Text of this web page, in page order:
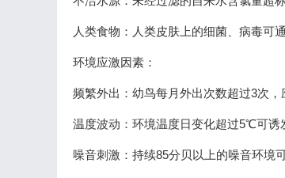
人类食物：人类皮肤上的细菌、病毒可
环境应激因素：
频繁外出：幼鸟每月外出次数超过3次
温度波动：环境温度日变化超过5℃可诱
噪音刺激：持续85分贝以上的噪音环境